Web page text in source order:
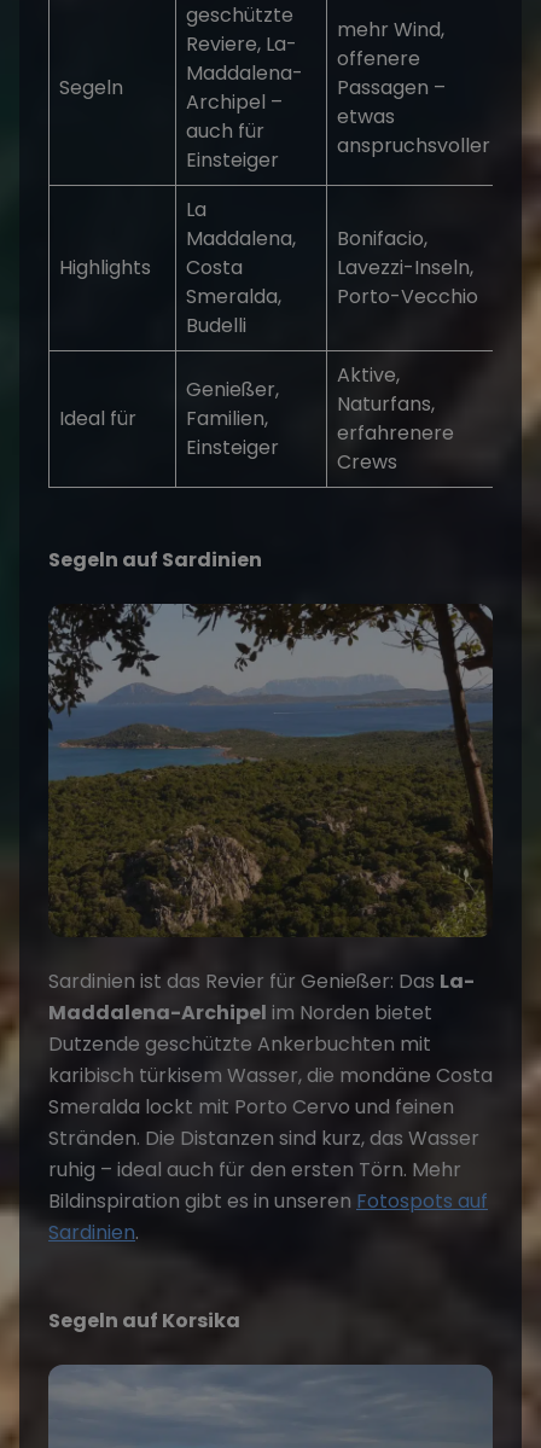
Segeln
geschützte
Reviere, La-
Maddalena-
Archipel –
auch für
Einsteiger
mehr Wind,
offenere
Passagen –
etwas
anspruchsvoller
Highlights
La
Maddalena,
Costa
Smeralda,
Budelli
Bonifacio,
Lavezzi-Inseln,
Porto-Vecchio
Ideal für
Genießer,
Familien,
Einsteiger
Aktive,
Naturfans,
erfahrenere
Crews
Segeln auf Sardinien
Sardinien ist das Revier für Genießer: Das La-
Maddalena-Archipel im Norden bietet
Dutzende geschützte Ankerbuchten mit
karibisch türkisem Wasser, die mondäne Costa
Smeralda lockt mit Porto Cervo und feinen
Stränden. Die Distanzen sind kurz, das Wasser
ruhig – ideal auch für den ersten Törn. Mehr
Bildinspiration gibt es in unseren Fotospots auf
Sardinien.
Segeln auf Korsika